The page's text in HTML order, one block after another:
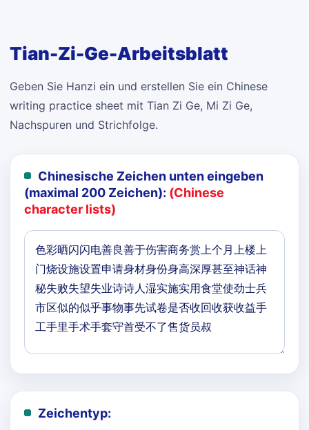
Tian-Zi-Ge-Arbeitsblatt
Geben Sie Hanzi ein und erstellen Sie ein Chinese
writing practice sheet mit Tian Zi Ge, Mi Zi Ge,
Nachspuren und Strichfolge.
Chinesische Zeichen unten eingeben
(maximal 200 Zeichen): (Chinese
character lists)
Zeichentyp: